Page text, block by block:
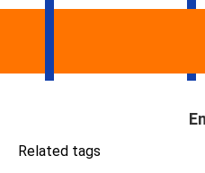
Related tags